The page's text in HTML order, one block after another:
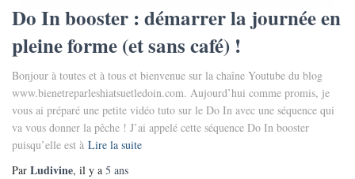
Do In booster : démarrer la journée en
pleine forme (et sans café) !
Bonjour à toutes et à tous et bienvenue sur la chaîne Youtube du blog
www.bienetreparleshiatsuetledoin.com. Aujourd’hui comme promis, je
vous ai préparé une petite vidéo tuto sur le Do In avec une séquence qui
va vous donner la pêche ! J’ai appelé cette séquence Do In booster
puisqu’elle est à Lire la suite
Par Ludivine, il y a 5 ans